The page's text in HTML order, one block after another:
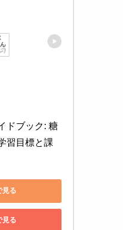
ドブック: 糖
習目標と課
る
見る